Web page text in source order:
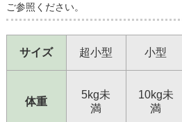
ご参照ください。
サイズ 超小型 小型
体重
5kg未
満
10kg未
満